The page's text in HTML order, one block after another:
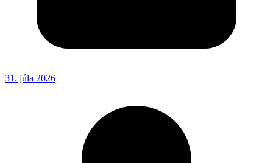
31. júla 2026